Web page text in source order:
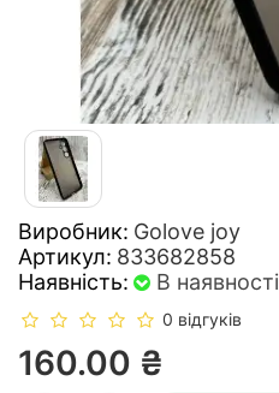
Виробник: Golove joy
Артикул: 833682858
Наявність:
В наявності
0 відгуків
160.00 ₴